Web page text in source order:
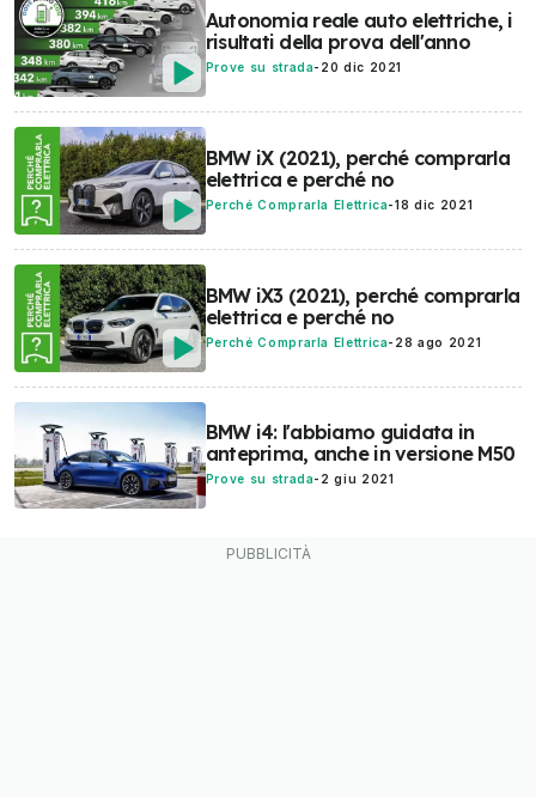
Autonomia reale auto elettriche, i
risultati della prova dell'anno
Prove su strada- 20 dic 2021
BMW iX (2021), perché comprarla
elettrica e perché no
Perché Comprarla Elettrica-18 dic 2021
BMW iX3 (2021), perché comprarla
elettrica e perché no
Perché Comprarla Elettrica- 28 ago 2021
BMW i4: l'abbiamo guidata in
anteprima, anche in versione M50
Prove su strada- 2 giu 2021